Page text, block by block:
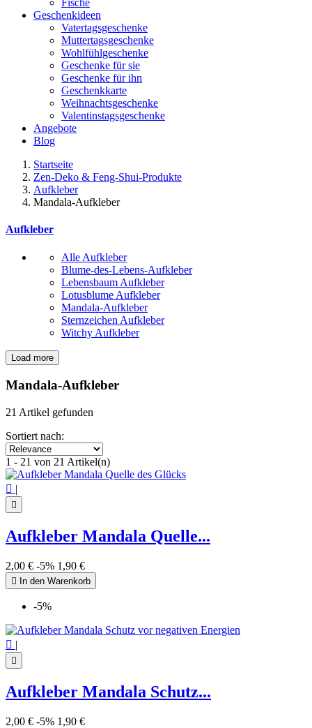
Fische
Geschenkideen
Vatertagsgeschenke
Muttertagsgeschenke
Wohlfühlgeschenke
Geschenke für sie
Geschenke für ihn
Geschenkkarte
Weihnachtsgeschenke
Valentinstagsgeschenke
Angebote
Blog
Startseite
Zen-Deko & Feng-Shui-Produkte
Aufkleber
Mandala-Aufkleber
Aufkleber
Alle Aufkleber
Blume-des-Lebens-Aufkleber
Lebensbaum Aufkleber
Lotusblume Aufkleber
Mandala-Aufkleber
Sternzeichen Aufkleber
Witchy Aufkleber
Clear
€
Mandala
21
View products21
Load more
Mandala-Aufkleber
21 Artikel gefunden
Sortiert nach:
1 - 21 von 21 Artikel(n)
 |

Aufkleber Mandala Quelle...
2,00 € -5% 1,90 €
 In den Warenkorb
-5%
 |

Aufkleber Mandala Schutz...
2,00 € -5% 1,90 €